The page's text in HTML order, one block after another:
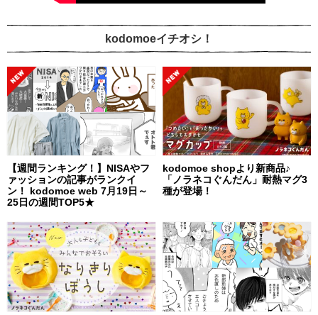
kodomoeイチオシ！
【週間ランキング！】NISAやフ
ァッションの記事がランクイ
ン！ kodomoe web 7月19日～
25日の週間TOP5★
kodomoe shopより新商品♪
「ノラネコぐんだん」耐熱マグ3
種が登場！